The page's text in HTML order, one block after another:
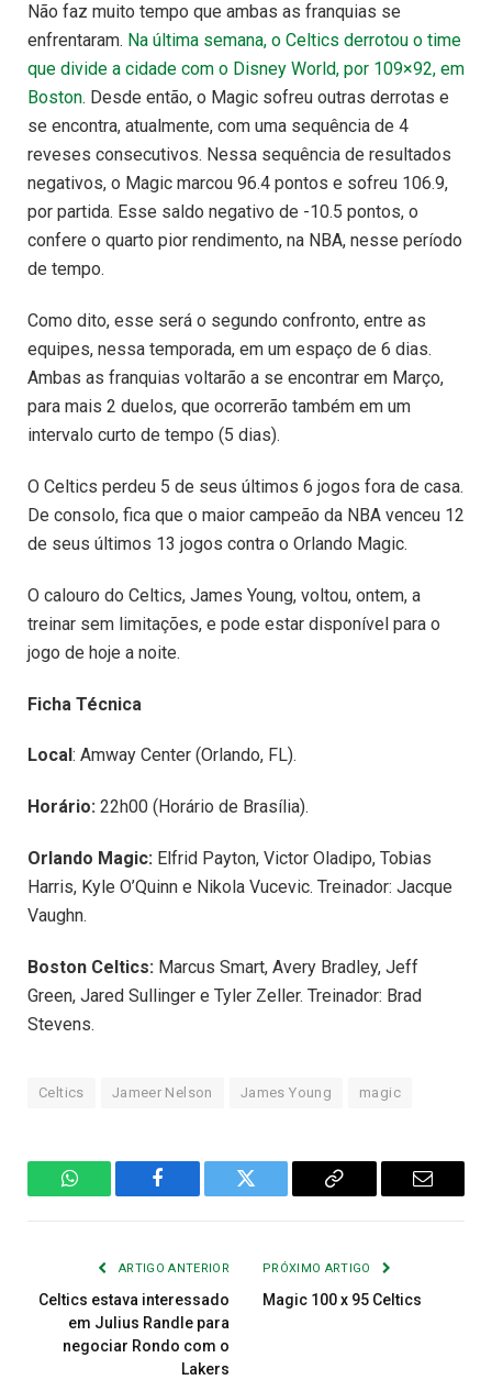
Não faz muito tempo que ambas as franquias se
enfrentaram. Na última semana, o Celtics derrotou o time
que divide a cidade com o Disney World, por 109×92, em
Boston. Desde então, o Magic sofreu outras derrotas e
se encontra, atualmente, com uma sequência de 4
reveses consecutivos. Nessa sequência de resultados
negativos, o Magic marcou 96.4 pontos e sofreu 106.9,
por partida. Esse saldo negativo de -10.5 pontos, o
confere o quarto pior rendimento, na NBA, nesse período
de tempo.
Como dito, esse será o segundo confronto, entre as
equipes, nessa temporada, em um espaço de 6 dias.
Ambas as franquias voltarão a se encontrar em Março,
para mais 2 duelos, que ocorrerão também em um
intervalo curto de tempo (5 dias).
O Celtics perdeu 5 de seus últimos 6 jogos fora de casa.
De consolo, fica que o maior campeão da NBA venceu 12
de seus últimos 13 jogos contra o Orlando Magic.
O calouro do Celtics, James Young, voltou, ontem, a
treinar sem limitações, e pode estar disponível para o
jogo de hoje a noite.
Ficha Técnica
Local : Amway Center (Orlando, FL).
Horário: 22h00 (Horário de Brasília).
Orlando Magic: Elfrid Payton, Victor Oladipo, Tobias
Harris, Kyle O’Quinn e Nikola Vucevic. Treinador: Jacque
Vaughn.
Boston Celtics: Marcus Smart, Avery Bradley, Jeff
Green, Jared Sullinger e Tyler Zeller. Treinador: Brad
Stevens.
Celtics Jameer Nelson James Young magic
WhatsAppFacebook Twitter
Copiar
E-
ARTIGO ANTERIOR
Celtics estava interessado
em Julius Randle para
negociar Rondo com o
Lakers
PRÓXIMO ARTIGO
Magic 100 x 95 Celtics